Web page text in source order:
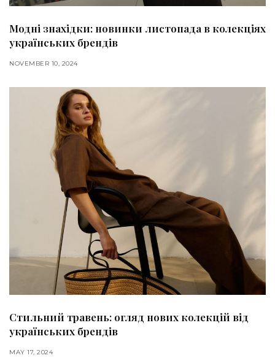
Модні знахідки: новинки листопада в колекціях
українських брендів
NOVEMBER 10, 2024
Стильний травень: огляд нових колекцій від
українських брендів
MAY 17, 2024